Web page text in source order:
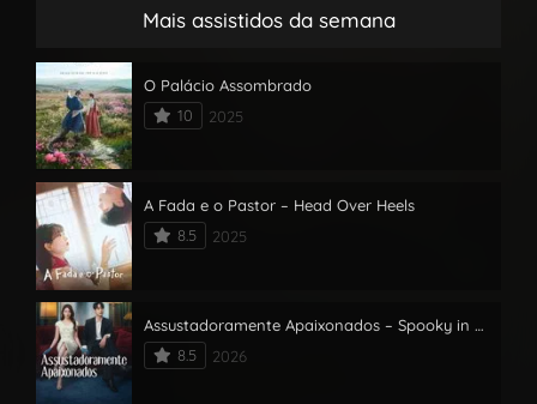
Mais assistidos da semana
O Palácio Assombrado
10
2025
A Fada e o Pastor – Head Over Heels
8.5
2025
Assustadoramente Apaixonados – Spooky in Love
8.5
2026